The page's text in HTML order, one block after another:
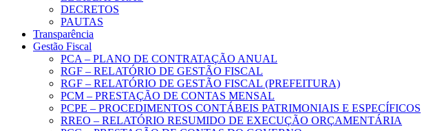
DECRETOS
PAUTAS
Transparência
Gestão Fiscal
PCA – PLANO DE CONTRATAÇÃO ANUAL
RGF – RELATÓRIO DE GESTÃO FISCAL
RGF – RELATÓRIO DE GESTÃO FISCAL (PREFEITURA)
PCM – PRESTAÇÃO DE CONTAS MENSAL
PCPE – PROCEDIMENTOS CONTÁBEIS PATRIMONIAIS E ESPECÍFICOS
RREO – RELATÓRIO RESUMIDO DE EXECUÇÃO ORÇAMENTÁRIA